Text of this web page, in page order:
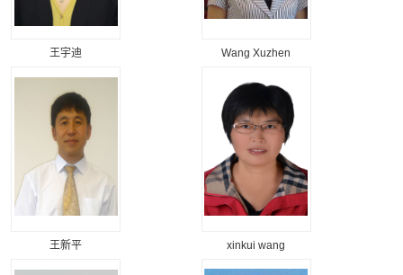
王宇迪 Wang Xuzhen
王新平 xinkui wang